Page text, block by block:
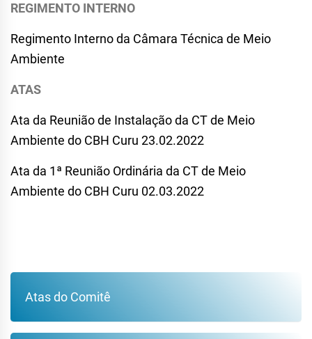
REGIMENTO INTERNO
Regimento Interno da Câmara Técnica de Meio
Ambiente
ATAS
Ata da Reunião de Instalação da CT de Meio
Ambiente do CBH Curu 23.02.2022
Ata da 1ª Reunião Ordinária da CT de Meio
Ambiente do CBH Curu 02.03.2022
Atas do Comitê